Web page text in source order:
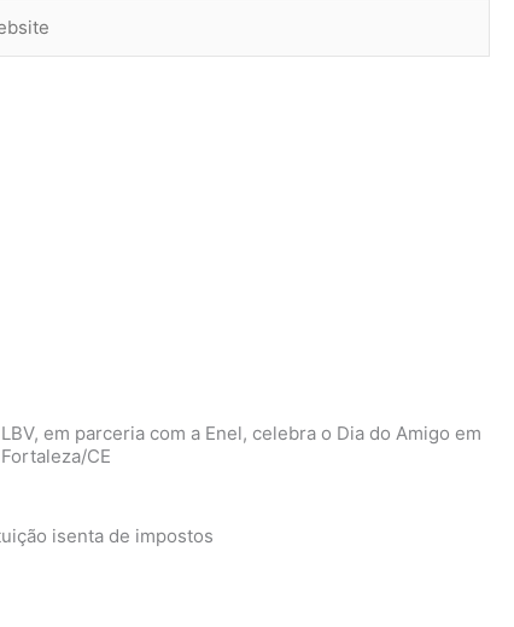
LBV, em parceria com a Enel, celebra o Dia do Amigo em
Fortaleza/CE
isenta de impostos